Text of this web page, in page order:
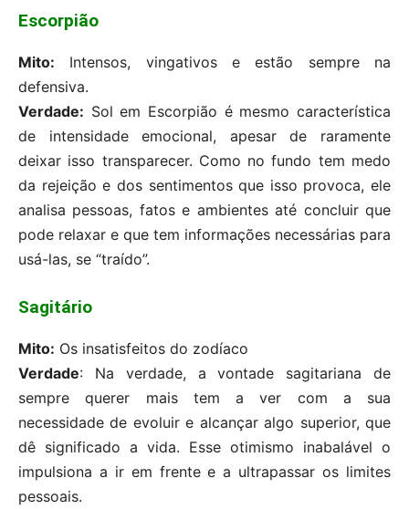
Escorpião
Mito: Intensos, vingativos e estão sempre na
defensiva.
Verdade: Sol em Escorpião é mesmo característica
de intensidade emocional, apesar de raramente
deixar isso transparecer. Como no fundo tem medo
da rejeição e dos sentimentos que isso provoca, ele
analisa pessoas, fatos e ambientes até concluir que
pode relaxar e que tem informações necessárias para
usá-las, se “traído”.
Sagitário
Mito: Os insatisfeitos do zodíaco
Verdade: Na verdade, a vontade sagitariana de
sempre querer mais tem a ver com a sua
necessidade de evoluir e alcançar algo superior, que
dê significado a vida. Esse otimismo inabalável o
impulsiona a ir em frente e a ultrapassar os limites
pessoais.